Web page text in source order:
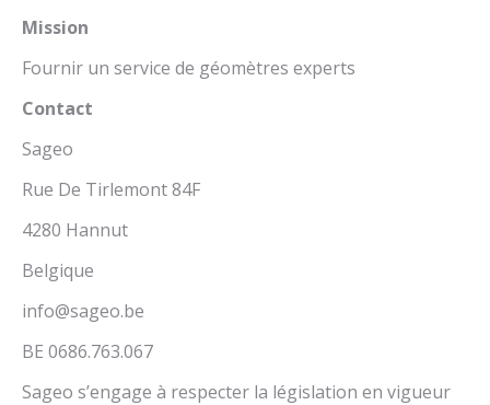
Mission
Fournir un service de géomètres experts
Contact
Sageo
Rue De Tirlemont 84F
4280 Hannut
Belgique
info@sageo.be
BE 0686.763.067
Sageo s’engage à respecter la législation en vigueur